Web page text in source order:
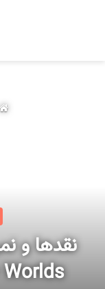
Worlds + تریلر انتشار بازی